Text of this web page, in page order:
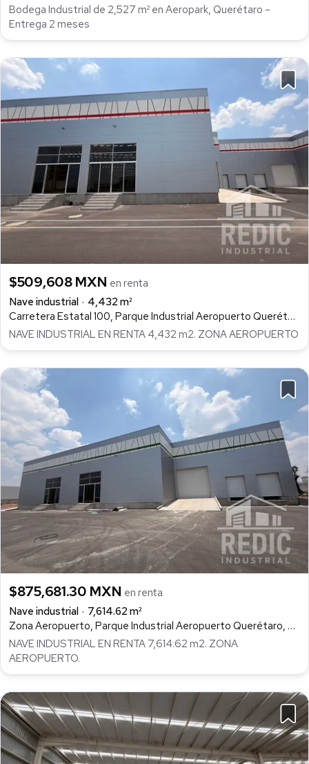
Bodega Industrial de 2,527 m² en Aeropark, Querétaro –
Entrega 2 meses
$509,608 MXN en renta
Nave industrial
4,432 m²
Carretera Estatal 100, Parque Industrial Aeropuerto Querétaro, Colón
NAVE INDUSTRIAL EN RENTA 4,432 m2. ZONA AEROPUERTO
$875,681.30 MXN en renta
Nave industrial
7,614.62 m²
Zona Aeropuerto, Parque Industrial Aeropuerto Querétaro, Colón
NAVE INDUSTRIAL EN RENTA 7,614.62 m2. ZONA
AEROPUERTO.